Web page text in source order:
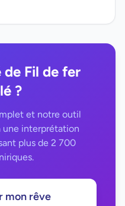
de Fil de fer
?
et notre outil
une interprétation
plus de 2 700
mon rêve